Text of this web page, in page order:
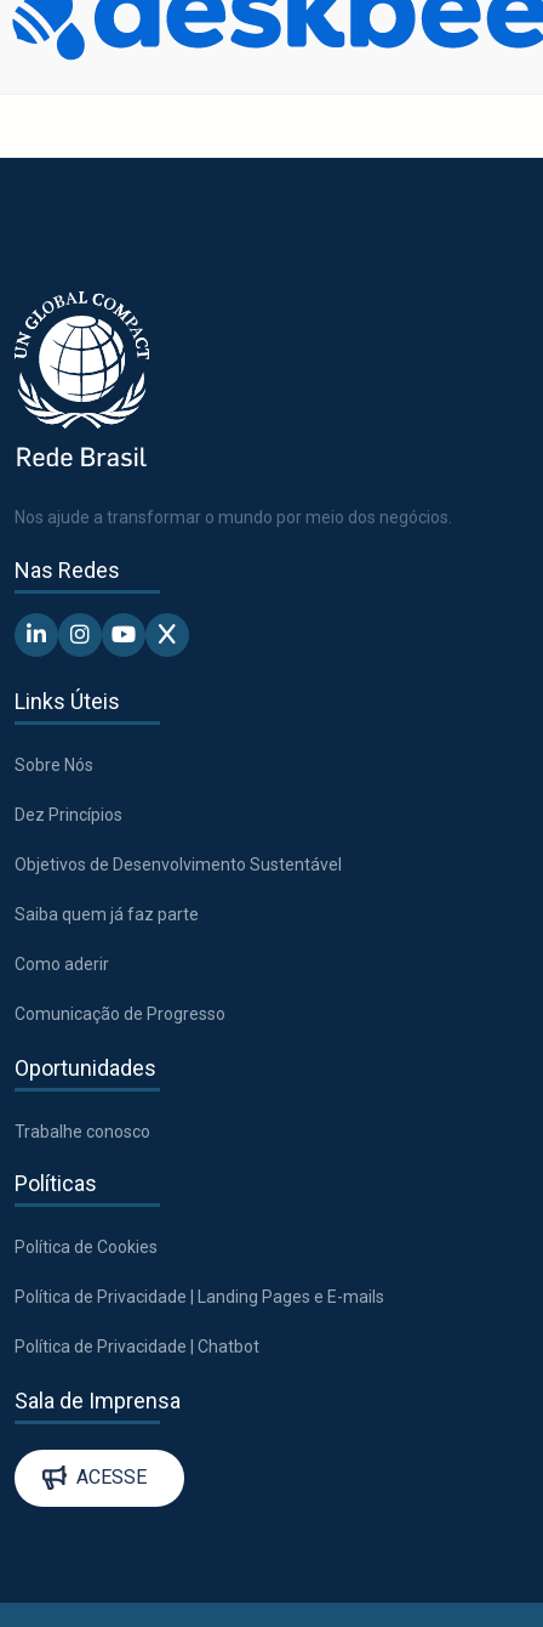
Nos ajude a transformar o mundo por meio dos negócios.
Nas Redes
Linkedin - Pacto Global BR
Instagram - Pacto Global BR
Youtube - Pacto Global BR
X - Pacto Global BR
Links Úteis
Sobre Nós
Dez Princípios
Objetivos de Desenvolvimento Sustentável
Saiba quem já faz parte
Como aderir
Comunicação de Progresso
Oportunidades
Trabalhe conosco
Políticas
Política de Cookies
Política de Privacidade | Landing Pages e E-mails
Política de Privacidade | Chatbot
Sala de Imprensa
ACESSE